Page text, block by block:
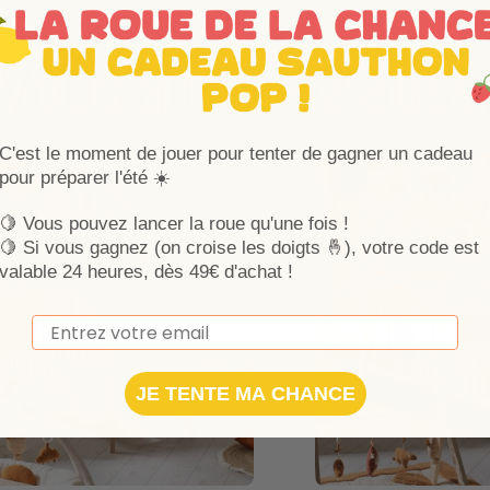
aimerez
C'est le moment de jouer pour tenter de gagner un cadeau
pour préparer l'été ☀️
🍋 Vous pouvez lancer la roue qu'une fois !
🍋 Si vous gagnez (on croise les doigts 🤞), votre code est
valable 24 heures, dès 49€ d'achat !
Email
JE TENTE MA CHANCE